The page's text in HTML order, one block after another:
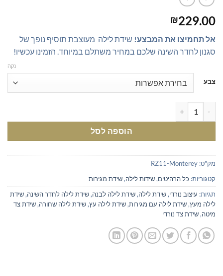
₪229.00
אל תחמיצו את המבצע! שידת לילה מעוצבת תוסיף נופך של
סגנון לחדר השינה שלכם במחיר משתלם במיוחד. הזמינו עכשיו!
צבע
נקה
הוספה לסל
מק"ט: RZ11-Monterey
קטגוריות: כל הרהיטים,שידות לילה,שידת מגירות
תגיות: עיצוב נורדי,שידת לילה,שידת לילה לבנה,שידת לילה לחדר השינה,שידת
לילה מעץ,שידת לילה עם מגירות,שידת לילה עץ,שידת לילה שחורה,שידת צד
מיטה,שידת צד נורדי